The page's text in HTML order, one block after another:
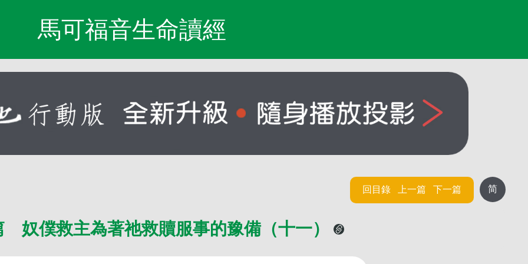
馬可福音生命讀經
简
回目錄 上一篇 下一篇
奴僕救主為著祂救贖服事的豫備（十一）